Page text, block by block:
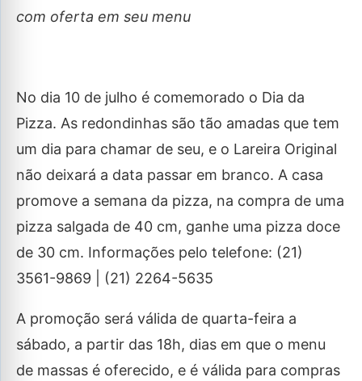
com oferta em seu menu
No dia 10 de julho é comemorado o Dia da
Pizza. As redondinhas são tão amadas que tem
um dia para chamar de seu, e o Lareira Original
não deixará a data passar em branco. A casa
promove a semana da pizza, na compra de uma
pizza salgada de 40 cm, ganhe uma pizza doce
de 30 cm. Informações pelo telefone: (21)
3561-9869 | (21) 2264-5635
A promoção será válida de quarta-feira a
sábado, a partir das 18h, dias em que o menu
de massas é oferecido, e é válida para compras